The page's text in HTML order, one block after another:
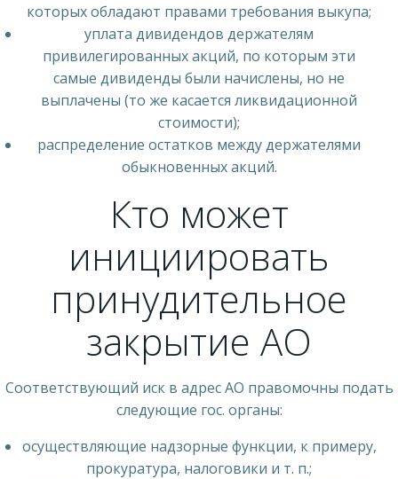
которых обладают правами требования выкупа;
уплата дивидендов держателям
привилегированных акций, по которым эти
самые дивиденды были начислены, но не
выплачены (то же касается ликвидационной
стоимости);
распределение остатков между держателями
обыкновенных акций.
Кто может
инициировать
принудительное
закрытие АО
Соответствующий иск в адрес АО правомочны подать
следующие гос. органы:
осуществляющие надзорные функции, к примеру,
прокуратура, налоговики и т. п.;